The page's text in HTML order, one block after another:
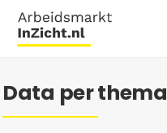
Data per thema